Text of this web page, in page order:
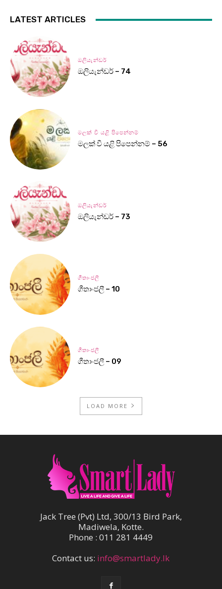
LATEST ARTICLES
ඔලියැන්ඩර්
ඔලියැන්ඩර් – 74
මලක් වී යළි පිපෙන්නම්
මලක් වී යළි පිපෙන්නම් – 56
ඔලියැන්ඩර්
ඔලියැන්ඩර් – 73
ගීතාංජලී
ගීතාංජලී – 10
ගීතාංජලී
ගීතාංජලී – 09
LOAD MORE
Jack Tree (Pvt) Ltd, 300/13 Bird Park,
Madiwela, Kotte.
Phone : 011 281 4449
Contact us: info@smartlady.lk